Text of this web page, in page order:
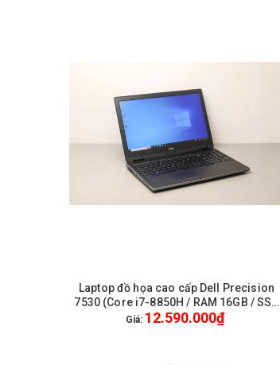
HẾT HÀNG
Laptop đồ họa cao cấp Dell Precision
7530 (Core i7-8850H / RAM 16GB / SSD
512GB / VGA Quadro P2000 4GB / 15.6
Giá: 12.590.000₫